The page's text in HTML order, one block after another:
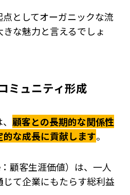
としてオーガニックな流
な魅力と言えるでしょ
ミュニティ形成
、顧客との長期的な関係性
な成長に貢献します。
顧客生涯価値）は、一人
て企業にもたらす総利益